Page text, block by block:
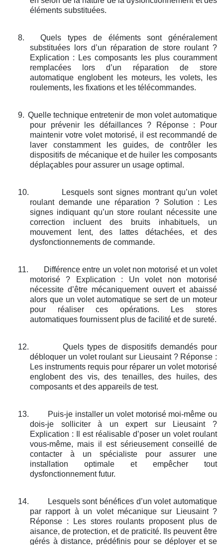
éléments substituées.
8.
Quels types de éléments sont généralement
substituées lors d’un réparation de store roulant ?
Explication : Les composants les plus couramment
remplacées lors d’un réparation de store
automatique englobent les moteurs, les volets, les
roulements, les fixations et les télécommandes.
9. Quelle technique entretenir de mon volet automatique
pour prévenir les défaillances ? Réponse : Pour
maintenir votre volet motorisé, il est recommandé de
laver constamment les guides, de contrôler les
dispositifs de mécanique et de huiler les composants
déplaçables pour assurer un usage optimal.
10.
Lesquels sont signes montrant qu’un volet
roulant demande une réparation ? Solution : Les
signes indiquant qu’un store roulant nécessite une
correction incluent des bruits inhabituels, un
mouvement lent, des lattes détachées, et des
dysfonctionnements de commande.
11.
Différence entre un volet non motorisé et un volet
motorisé ? Explication : Un volet non motorisé
nécessite d’être mécaniquement ouvert et abaissé
alors que un volet automatique se sert de un moteur
pour réaliser ces opérations. Les stores
automatiques fournissent plus de facilité et de sureté.
12.
Quels types de dispositifs demandés pour
débloquer un volet roulant sur Lieusaint ? Réponse :
Les instruments requis pour réparer un volet motorisé
englobent des vis, des tenailles, des huiles, des
composants et des appareils de test.
13.
Puis-je installer un volet motorisé moi-même ou
dois-je solliciter à un expert sur Lieusaint ?
Explication : Il est réalisable d’poser un volet roulant
vous-même, mais il est sérieusement conseillé de
contacter à un spécialiste pour assurer une
installation optimale et empêcher tout
dysfonctionnement futur.
14.
Lesquels sont bénéfices d’un volet automatique
par rapport à un volet mécanique sur Lieusaint ?
Réponse : Les stores roulants proposent plus de
aisance, de protection, et de praticité. Ils peuvent être
gérés à distance, prédéfinis pour se déployer et se